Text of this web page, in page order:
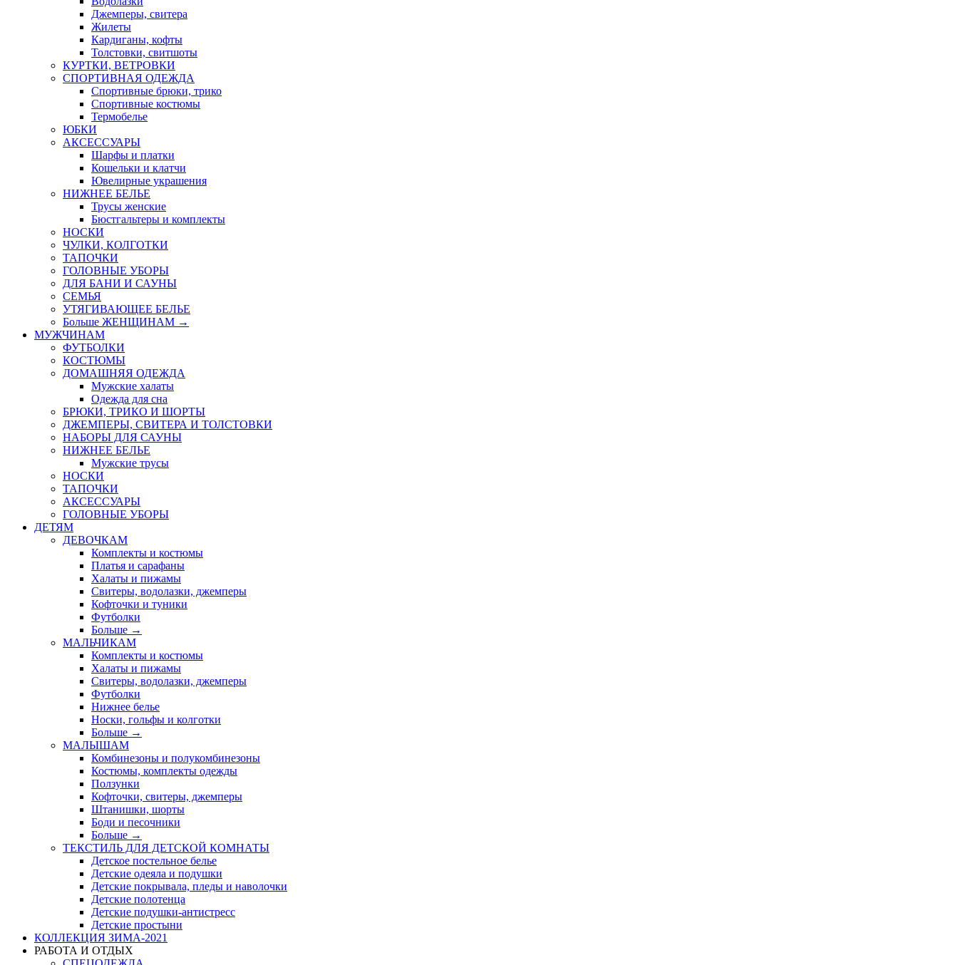
Джемперы, свитера
Жилеты
Кардиганы, кофты
Толстовки, свитшоты
КУРТКИ, ВЕТРОВКИ
СПОРТИВНАЯ ОДЕЖДА
Спортивные брюки, трико
Спортивные костюмы
Термобелье
ЮБКИ
AКСЕССУАРЫ
Шарфы и платки
Кошельки и клатчи
Ювелирные украшения
НИЖНЕЕ БЕЛЬЕ
Трусы женские
Бюстгальтеры и комплекты
НОСКИ
ЧУЛКИ, КОЛГОТКИ
ТАПОЧКИ
ГОЛОВНЫЕ УБОРЫ
ДЛЯ БАНИ И САУНЫ
СЕМЬЯ
УТЯГИВАЮЩЕЕ БЕЛЬЕ
Больше ЖЕНЩИНАМ →
МУЖЧИНАМ
ФУТБОЛКИ
КОСТЮМЫ
ДОМАШНЯЯ ОДЕЖДА
Мужские халаты
Одежда для сна
БРЮКИ, ТРИКО И ШОРТЫ
ДЖЕМПЕРЫ, СВИТЕРА И ТОЛСТОВКИ
НАБОРЫ ДЛЯ САУНЫ
НИЖНЕЕ БЕЛЬЕ
Мужские трусы
НОСКИ
ТАПОЧКИ
АКСЕССУАРЫ
ГОЛОВНЫЕ УБОРЫ
ДЕТЯМ
ДЕВОЧКАМ
Комплекты и костюмы
Платья и сарафаны
Халаты и пижамы
Свитеры, водолазки, джемперы
Кофточки и туники
Футболки
Больше →
МАЛЬЧИКАМ
Комплекты и костюмы
Халаты и пижамы
Свитеры, водолазки, джемперы
Футболки
Нижнее белье
Носки, гольфы и колготки
Больше →
МАЛЫШАМ
Комбинезоны и полукомбинезоны
Костюмы, комплекты одежды
Ползунки
Кофточки, свитеры, джемперы
Штанишки, шорты
Боди и песочники
Больше →
ТЕКСТИЛЬ ДЛЯ ДЕТСКОЙ КОМНАТЫ
Детское постельное белье
Детские одеяла и подушки
Детские покрывала, пледы и наволочки
Детские полотенца
Детские подушки-антистресс
Детские простыни
КОЛЛЕКЦИЯ ЗИМА-2021
РАБОТА И ОТДЫХ